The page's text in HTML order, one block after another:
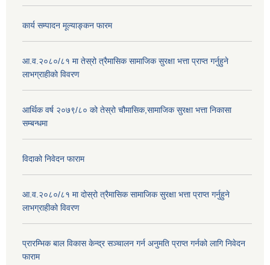
कार्य सम्पादन मूल्याङ्कन फारम
आ.व.२०८०/८१ मा तेस्रो त्रैमासिक सामाजिक सुरक्षा भत्ता प्राप्त गर्नुहुने
लाभग्राहीको विवरण
आर्थिक वर्ष २०७९/८० को तेस्रो चौमासिक,सामाजिक सुरक्षा भत्ता निकासा
सम्बन्धमा
विदाको निवेदन फाराम
आ.व.२०८०/८१ मा दोस्रो त्रैमासिक सामाजिक सुरक्षा भत्ता प्राप्त गर्नुहुने
लाभग्राहीको विवरण
प्रारम्भिक बाल विकास केन्द्र सञ्चालन गर्न अनुमति प्राप्त गर्नको लागि निवेदन
फाराम